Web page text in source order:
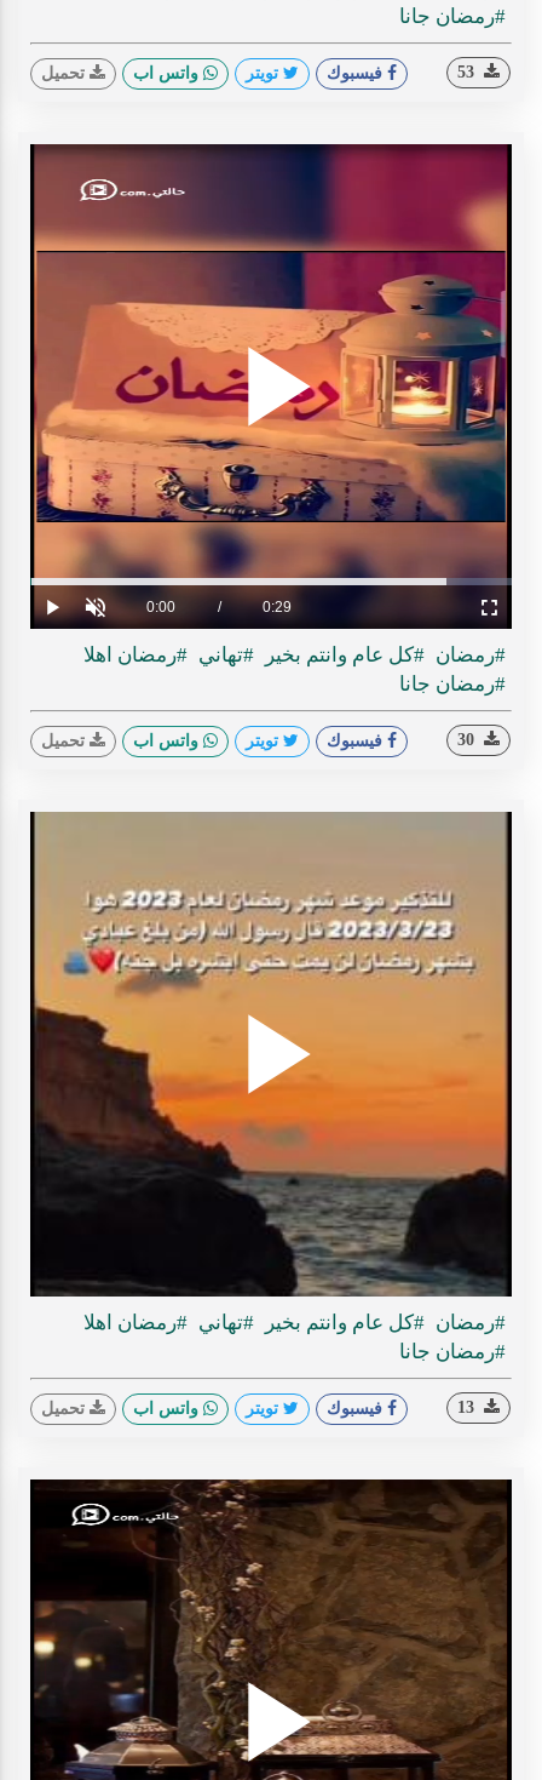
#رمضان جانا
فيسبوك تويتر واتس اب تحميل
Play
Play Unmute Current
Time
0:00 / Duration
0:29
Loaded:
0%
Progress:
0%
Fullscreen
#رمضان #كل عام وانتم بخير #تهاني #رمضان اهلا
#رمضان جانا
فيسبوك تويتر واتس اب تحميل
Play
#رمضان #كل عام وانتم بخير #تهاني #رمضان اهلا
#رمضان جانا
فيسبوك تويتر واتس اب تحميل